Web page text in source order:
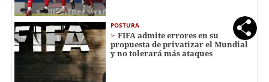
POSTURA
FIFA admite errores en su
propuesta de privatizar el Mundial
y no tolerará más ataques